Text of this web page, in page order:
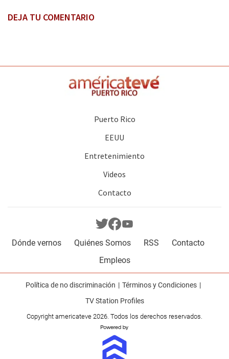
DEJA TU COMENTARIO
Puerto Rico
EEUU
Entretenimiento
Videos
Contacto
Dónde vernos Quiénes Somos RSS
Contacto
Empleos
Política de no discriminación
Términos y Condiciones
TV Station Profiles
Copyright americateve 2026. Todos los derechos reservados.